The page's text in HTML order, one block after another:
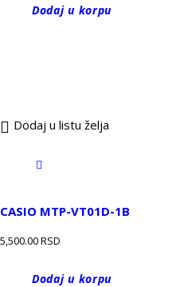
Dodaj u korpu
Dodaj u listu želja
CASIO MTP-VT01D-1B
5,500.00RSD
Dodaj u korpu